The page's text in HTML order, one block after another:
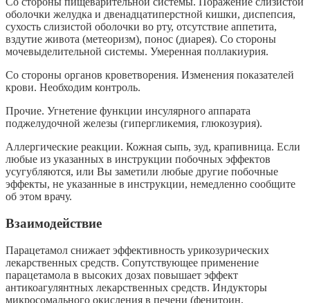
оболочки желудка и двенадцатиперстной кишки, диспепсия,
сухость слизистой оболочки во рту, отсутствие аппетита,
вздутие живота (метеоризм), понос (диарея). Со стороны
мочевыделительной системы. Умеренная поллакиурия.
Со стороны органов кроветворения. Изменения показателей
крови. Необходим контроль.
Прочие. Угнетение функции инсулярного аппарата
поджелудочной железы (гипергликемия, глюкозурия).
Аллергические реакции. Кожная сыпь, зуд, крапивница. Если
любые из указанных в инструкции побочных эффектов
усугубляются, или Вы заметили любые другие побочные
эффекты, не указанные в инструкции, немедленно сообщите
об этом врачу.
Взаимодействие
Парацетамол снижает эффективность урикозурических
лекарственных средств. Сопутствующее применение
парацетамола в высоких дозах повышает эффект
антикоагулянтных лекарственных средств. Индукторы
микросомального окисления в печени (фенитоин,